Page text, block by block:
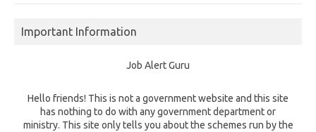
Important Information
Job Alert Guru
Hello friends! This is not a government website and this site
has nothing to do with any government department or
ministry. This site only tells you about the schemes run by the